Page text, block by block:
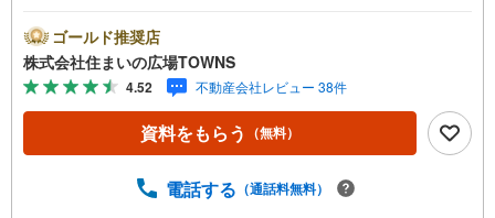
地。建物がごちゃごちゃすることがない第一種低層住居専
用地域なので、静かに快適に過ごすことができます。土地
面積は125.19平米（公簿）で一押しです。【年中無休/9:00
～21:00】人気物件は特にお問い合わせが集中するため、お
早めにお電話下さい。「室内・現地を見学する」ボタンよ
りご予約頂くとご見学がスムーズです。■その他、各種ご相
のシミュレーション■住まいの広場TOWNSからお客様へ経
ゴールド推奨店
株式会社住まいの広場TOWNS
4.52 不動産会社レビュー 38件
資料をもらう （無料）
電話する （通話料無料）